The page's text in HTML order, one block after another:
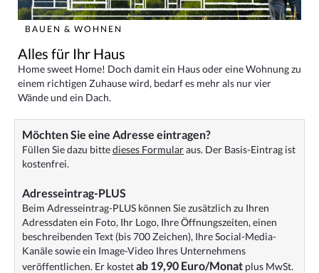
BAUEN & WOHNEN
Alles für Ihr Haus
Home sweet Home! Doch damit ein Haus oder eine Wohnung zu
einem richtigen Zuhause wird, bedarf es mehr als nur vier
Wände und ein Dach.
Möchten Sie eine Adresse eintragen?
Füllen Sie dazu bittedieses Formularaus. Der Basis-Eintrag ist
kostenfrei.
Adresseintrag-PLUS
Beim Adresseintrag-PLUS können Sie zusätzlich zu Ihren
Adressdaten ein Foto, Ihr Logo, Ihre Öffnungszeiten, einen
beschreibenden Text (bis 700 Zeichen), Ihre Social-Media-
Kanäle sowie ein Image-Video Ihres Unternehmens
veröffentlichen. Er kostetab 19,90 Euro/Monat plus MwSt.